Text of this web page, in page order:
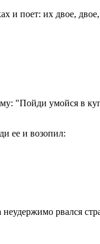
и поет: их двое,
"Пойди умойся в
ее и возопил:
рвался